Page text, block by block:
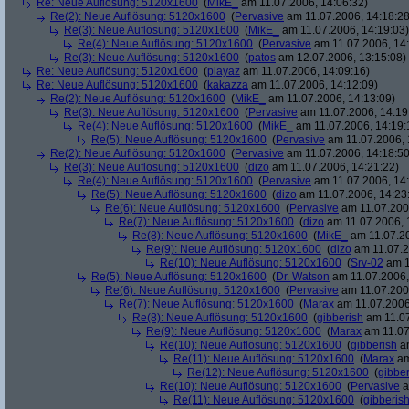
Re: Neue Auflösung: 5120x1600 (MikE_
am 11.07.2006, 14:06:32)
Re(2): Neue Auflösung: 5120x1600 (Pervasive am 11.07.2006,
Re(3): Neue Auflösung: 5120x1600 (MikE_
am 11.07.2006, 14:19:03)
Re(4): Neue Auflösung: 5120x1600 (Pervasive am 11.07.2006,
Re(3): Neue Auflösung: 5120x1600 (patos am 12.07.2006, 13:15:08)
Re: Neue Auflösung: 5120x1600 (playaz am 11.07.2006, 14:09:16)
Re: Neue Auflösung: 5120x1600 (kakazza am 11.07.2006, 14:12:09)
Re(2): Neue Auflösung: 5120x1600 (MikE_
am 11.07.2006, 14:13:09)
Re(3): Neue Auflösung: 5120x1600 (Pervasive am 11.07.2006,
Re(4): Neue Auflösung: 5120x1600 (MikE_
am 11.07.2006,
Re(5): Neue Auflösung: 5120x1600 (Pervasive am 11.07.2006,
Re(2): Neue Auflösung: 5120x1600 (Pervasive am 11.07.2006,
Re(3): Neue Auflösung: 5120x1600 (dizo am 11.07.2006, 14:21:22)
Re(4): Neue Auflösung: 5120x1600 (Pervasive am 11.07.2006,
Re(5): Neue Auflösung: 5120x1600 (dizo am 11.07.2006,
Re(6): Neue Auflösung: 5120x1600 (Pervasive am
Re(7): Neue Auflösung: 5120x1600 (dizo am 11.07.2006,
Re(8): Neue Auflösung: 5120x1600 (MikE_
am
Re(9): Neue Auflösung: 5120x1600 (dizo am
Re(10): Neue Auflösung: 5120x1600 (Srv-02 am
Re(5): Neue Auflösung: 5120x1600 (Dr. Watson am
Re(6): Neue Auflösung: 5120x1600 (Pervasive am
Re(7): Neue Auflösung: 5120x1600 (Marax am
Re(8): Neue Auflösung: 5120x1600 (gibberish am
Re(9): Neue Auflösung: 5120x1600 (Marax am
Re(10): Neue Auflösung: 5120x1600 (gibberish
Re(11): Neue Auflösung: 5120x1600 (Marax
Re(12): Neue Auflösung: 5120x1600 (
Re(10): Neue Auflösung: 5120x1600 (Pervasive
Re(11): Neue Auflösung: 5120x1600 (gibberish